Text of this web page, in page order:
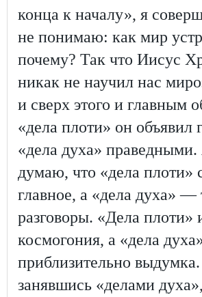
конца к началу», я
не понимаю: как мир
почему? Так что Иисус
никак не научил нас
и сверх этого и главным
«дела плоти» он
«дела духа»
думаю, что «дела плоти»
главное, а «дела духа» —
разговоры. «Дела плоти»
космогония, а «дела
приблизительно
занявшись «делами